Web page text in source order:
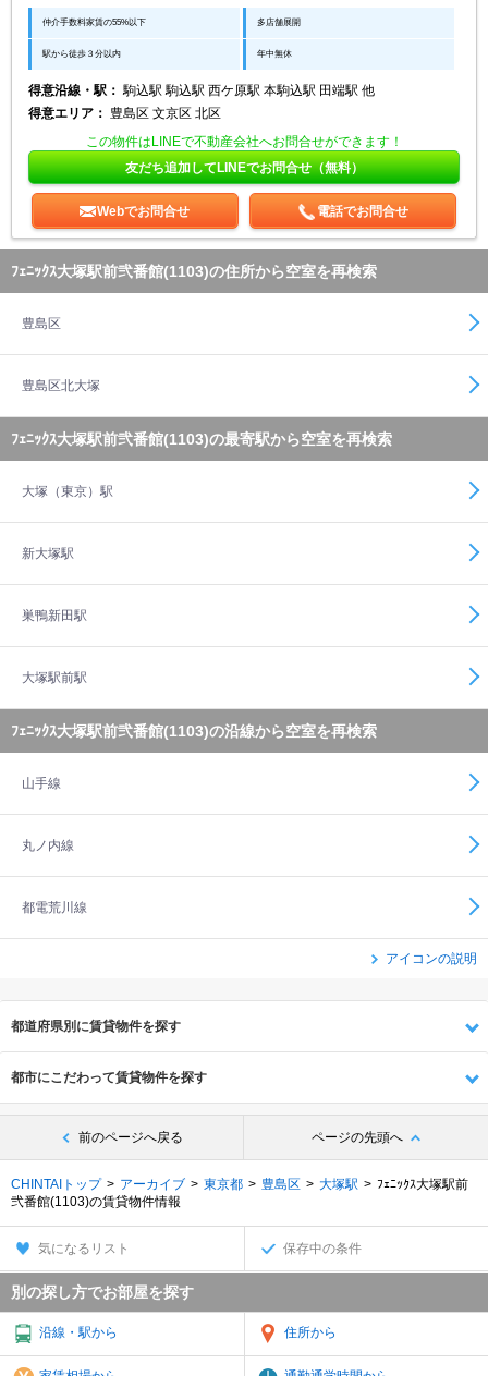
仲介手数料家賃の55%以下 多店舗展開
駅から徒歩３分以内 年中無休
得意沿線・駅： 駒込駅 駒込駅 西ケ原駅 本駒込駅 田端駅 他
得意エリア：
豊島区 文京区 北区
この物件はLINEで不動産会社へお問合せができます！
友だち追加してLINEでお問合せ（無料）
Webでお問合せ 電話でお問合せ
ﾌｪﾆｯｸｽ大塚駅前弐番館(1103)の住所から空室を再検索
豊島区
豊島区北大塚
ﾌｪﾆｯｸｽ大塚駅前弐番館(1103)の最寄駅から空室を再検索
大塚（東京）駅
新大塚駅
巣鴨新田駅
大塚駅前駅
ﾌｪﾆｯｸｽ大塚駅前弐番館(1103)の沿線から空室を再検索
山手線
丸ノ内線
都電荒川線
アイコンの説明
都道府県別に賃貸物件を探す
都市にこだわって賃貸物件を探す
前のページへ戻る ページの先頭へ
CHINTAIトップ アーカイブ 東京都 豊島区 大塚駅
ﾌｪﾆｯｸｽ大塚駅前
弐番館(1103)の賃貸物件情報
気になるリスト 保存中の条件
別の探し方でお部屋を探す
沿線・駅から 住所から